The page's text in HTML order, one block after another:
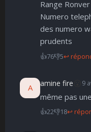
Range
Numero
des numero
prudents
👍76👎5↩
A amine fire 9
même pas
👍22👎18↩